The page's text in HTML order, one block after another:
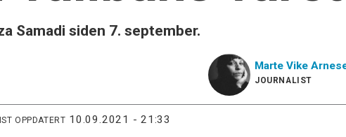
Samadi siden 7. september.
Marte Vike
JOURNALIST
OPPDATERT 10.09.2021 - 21:33